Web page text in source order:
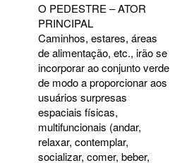
O PEDESTRE –ATOR
PRINCIPAL
Caminhos, estares, áreas
de alimentação, etc., irão se
incorporar ao conjunto verde
de modo a proporcionar aos
usuários surpresas
espaciais físicas,
multifuncionais (andar,
relaxar, contemplar,
socializar, comer, beber,